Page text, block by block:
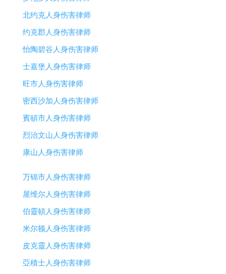
北约克人身伤害律师
约克郡人身伤害律师
怡陶碧谷人身伤害律师
士嘉堡人身伤害律师
旺市人身伤害律师
密西沙加人身伤害律师
賓頓市人身伤害律师
烈治文山人身伤害律师
康山人身伤害律师
万锦市人身伤害律师
屋维尔人身伤害律师
伯靈頓人身伤害律师
米尔顿人身伤害律师
皮克靈人身伤害律师
亞積士人身伤害律师